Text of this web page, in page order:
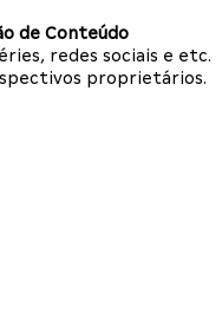
de Conteúdo
redes sociais e etc.
proprietários.